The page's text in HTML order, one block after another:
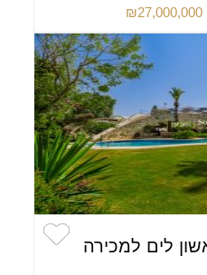
₪27,000,000
לים למכירה